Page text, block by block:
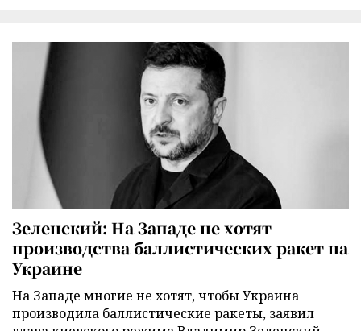
Зеленский: На Западе не хотят
производства баллистических ракет на
Украине
На Западе многие не хотят, чтобы Украина
производила баллистические ракеты, заявил